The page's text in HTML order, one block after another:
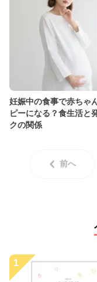
妊娠中の食事で赤ちゃ
ピーになる？食生活と
クの関係
前へ
1